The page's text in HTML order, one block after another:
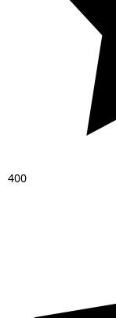
400